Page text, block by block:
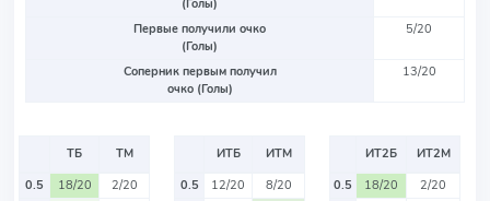
(Голы)
Первые получили очко
(Голы)
5/20
Соперник первым получил
очко (Голы)
13/20
ТБ
ТМ
0.5
18/20
2/20
ИТБ
ИТМ
0.5
12/20
8/20
ИТ2Б
ИТ2М
0.5
18/20
2/20